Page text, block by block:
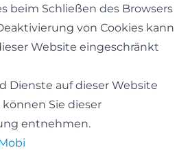
beim Schließen des Browsers
von Cookies kann
Website eingeschränkt
Dienste auf dieser Website
Sie dieser
entnehmen.